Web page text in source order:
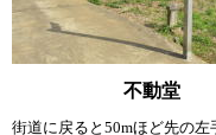
不動堂
街道に戻ると50mほど先の左